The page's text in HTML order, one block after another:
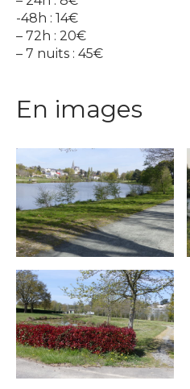
-48h : 14€
– 72h : 20€
– 7 nuits : 45€
En images